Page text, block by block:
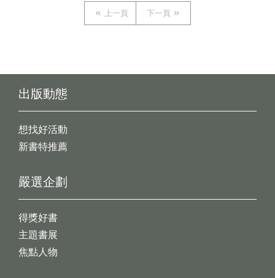
上一頁 下一頁
出版動態
想找好活動
新書特推薦
嚴選企劃
得獎好書
主題書展
焦點人物